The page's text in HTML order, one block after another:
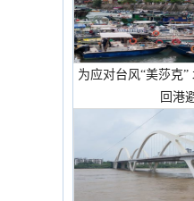
为应对台风“美莎克
回港